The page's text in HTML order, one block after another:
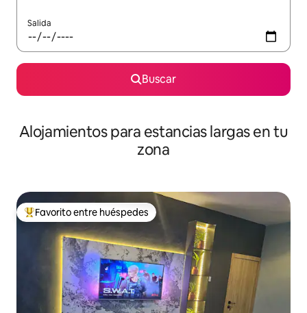
Salida
Buscar
Alojamientos para estancias largas en tu
zona
De los mejores en Favorito entre huéspedes
Favorito entre huéspedes